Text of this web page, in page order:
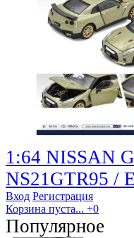
1:64 NISSAN
NS21GTR95 /
Вход Регистрация
Корзина пуста... +0
Популярное